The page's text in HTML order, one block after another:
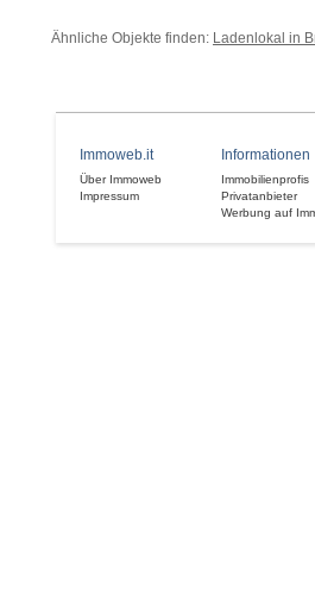
Ähnliche Objekte finden: Ladenlokal in
Immoweb.it
Über Immoweb
Impressum
Informationen
Immobilienprofis
Privatanbieter
Werbung auf